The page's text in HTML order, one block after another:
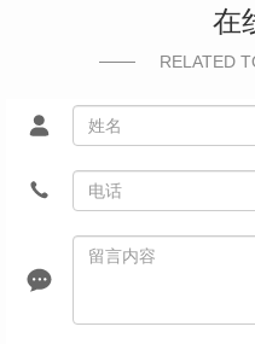
在
RELATED